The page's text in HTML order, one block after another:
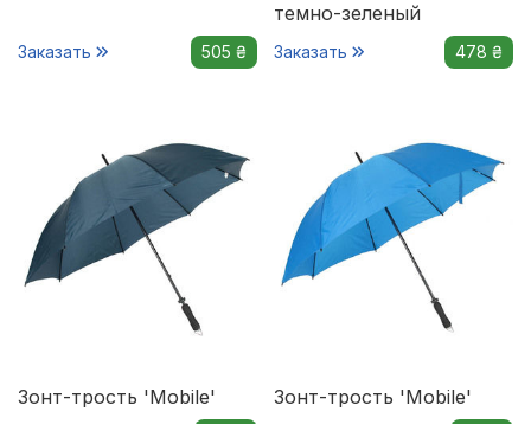
Заказать 505 ₴
темно-зеленый
Заказать 478 ₴
Зонт-трость 'Mobile' Зонт-трость 'Mobile'